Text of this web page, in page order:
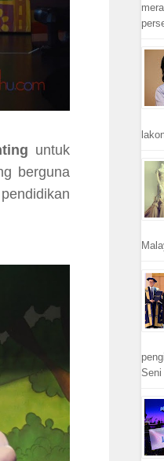
untuk
berguna
Seni